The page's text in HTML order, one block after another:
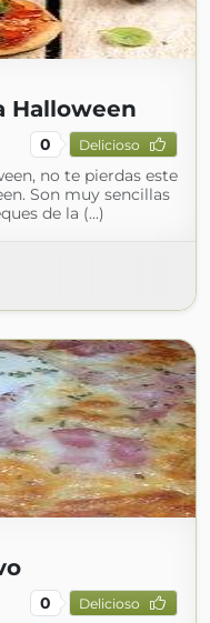
Halloween
0 Delicioso
no te pierdas este
Son muy sencillas
de la (...)
0 Delicioso